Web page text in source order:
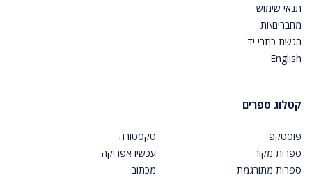
תנאי שימוש
מחברים\ות
הגשת כתבי יד
English
קטלוג ספרים
פוסטקפ
ספרות מקור
ספרות מתורגמת
טקסטורה
עכשיו אפריקה
מכתוב